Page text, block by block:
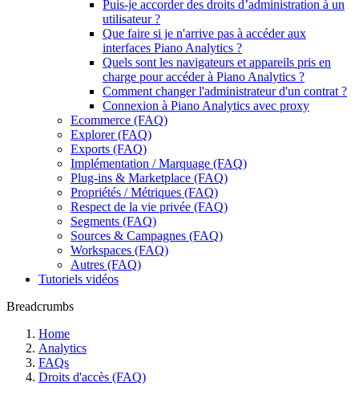
Puis-je accorder des droits d’administration à un
utilisateur ?
Que faire si je n'arrive pas à accéder aux
interfaces Piano Analytics ?
Quels sont les navigateurs et appareils pris en
charge pour accéder à Piano Analytics ?
Comment changer l'administrateur d'un contrat ?
Connexion à Piano Analytics avec proxy
Ecommerce (FAQ)
Explorer (FAQ)
Exports (FAQ)
Implémentation / Marquage (FAQ)
Plug-ins & Marketplace (FAQ)
Propriétés / Métriques (FAQ)
Respect de la vie privée (FAQ)
Segments (FAQ)
Sources & Campagnes (FAQ)
Workspaces (FAQ)
Autres (FAQ)
Tutoriels vidéos
Breadcrumbs
Home
Analytics
FAQs
Droits d'accès (FAQ)